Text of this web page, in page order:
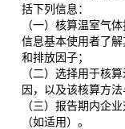
括下列信息：
（一）核算温室气
信息基本使用者了
和排放因子；
（二）选择用于核
因，以及该核算方
（三）报告期内企
（如适用）。